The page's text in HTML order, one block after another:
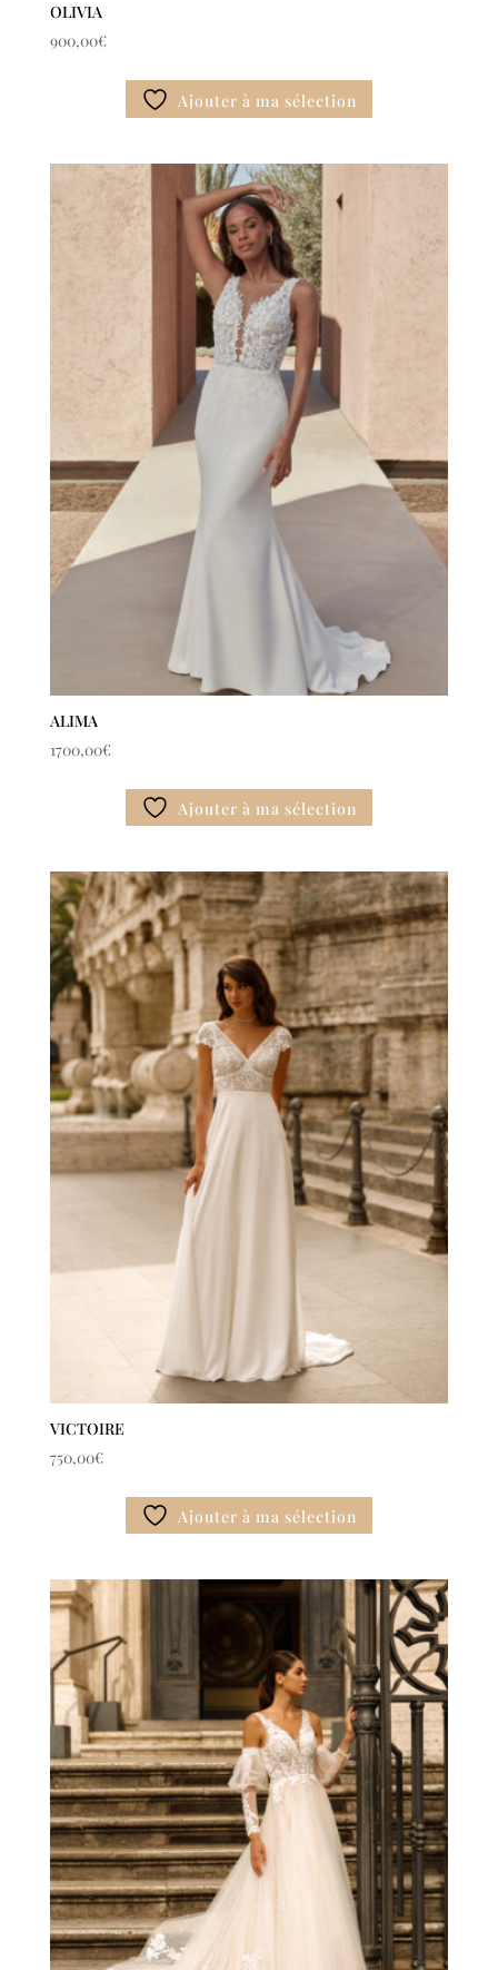
OLIVIA
900,00€
Ajouter à ma sélection
ALIMA
1700,00€
Ajouter à ma sélection
VICTOIRE
750,00€
Ajouter à ma sélection